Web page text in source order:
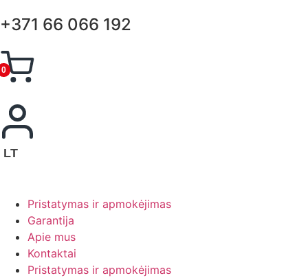
+371 66 066 192
0
LT
Pristatymas ir apmokėjimas
Garantija
Apie mus
Kontaktai
Pristatymas ir apmokėjimas